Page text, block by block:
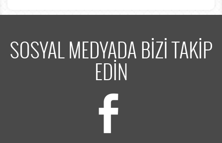
SOSYAL MEDYADA BİZİ TAKİP
EDİN